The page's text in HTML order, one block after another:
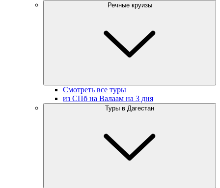
Речные круизы
Смотреть все туры
из СПб на Валаам на 3 дня
Туры в Дагестан